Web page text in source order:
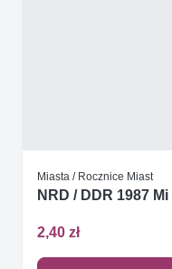
Miasta / Rocznice Miast
NRD / DDR 1987
2,40 zł